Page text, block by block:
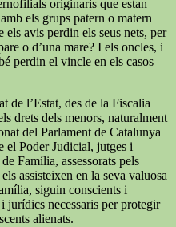
originaris que estan
els grups patern o matern
avis perdin els seus nets, per
o d’una mare? I els oncles, i
perdin el vincle en els casos
de l’Estat, des de la Fiscalia
drets dels menors, naturalment
del Parlament de Catalunya
el Poder Judicial, jutges i
Família, assessorats pels
assisteixen en la seva valuosa
siguin conscients i
jurídics necessaris per protegir
alienats.